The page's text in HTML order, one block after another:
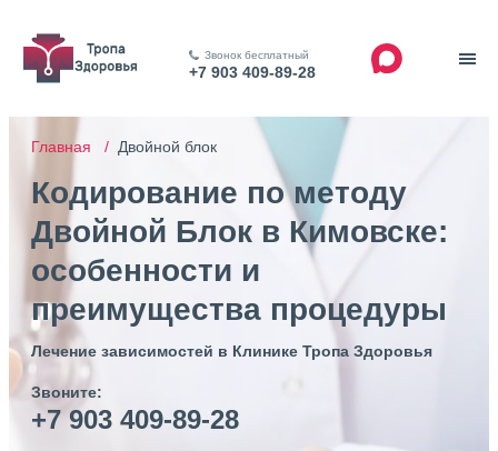
Звонок бесплатный
+7 903 409-89-28
Главная / Двойной блок
Кодирование по методу
Двойной Блок в Кимовске:
особенности и
преимущества процедуры
Лечение зависимостей в Клинике Тропа Здоровья
Звоните:
+7 903 409-89-28